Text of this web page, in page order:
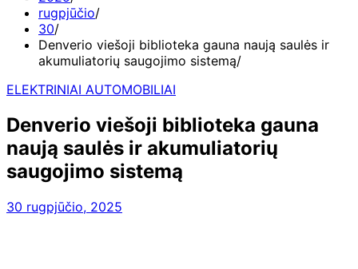
rugpjūčio
30
Denverio viešoji biblioteka gauna naują saulės ir
akumuliatorių saugojimo sistemą
ELEKTRINIAI AUTOMOBILIAI
Denverio viešoji biblioteka gauna
naują saulės ir akumuliatorių
saugojimo sistemą
30 rugpjūčio, 2025